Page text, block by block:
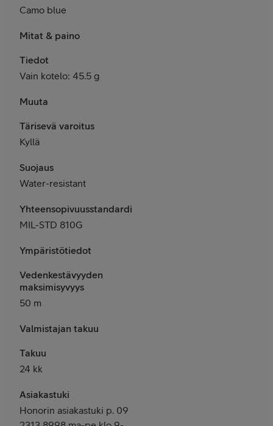
Camo blue
Mitat & paino
Tiedot
Vain kotelo: 45.5 g
Muuta
Tärisevä varoitus
Kyllä
Suojaus
Water-resistant
Yhteensopivuusstandardit
MIL-STD 810G
Ympäristötiedot
Vedenkestävyyden
maksimisyvyys
50 m
Valmistajan takuu
Takuu
24 kk
Asiakastuki
Honorin asiakastuki p. 09